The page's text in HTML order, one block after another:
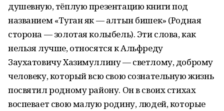
душевную, тёплую презентацию книги под
названием «Туган як — алтын бишек» (Родная
сторона — золотая колыбель). Эти слова, как
нельзя лучше, относятся к Альфреду
Заухатовичу Хазимуллину — светлому, доброму
человеку, который всю свою сознательную жизнь
посвятил родному району. Он в своих стихах
воспевает свою малую родину, людей, которые